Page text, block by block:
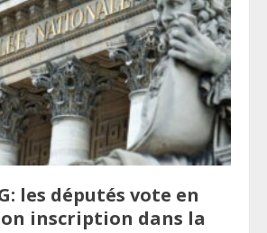
les députés vote en
inscription dans la